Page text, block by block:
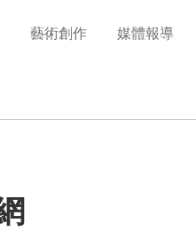
藝術創作 媒體報導